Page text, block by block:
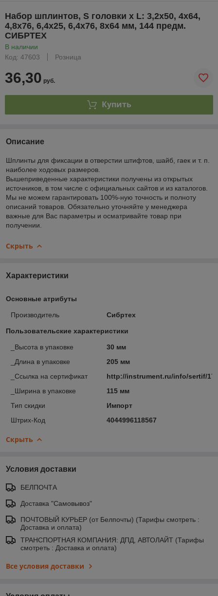
Набор шплинтов, S головки х L: 3,2х50, 4х64,
4,8х76, 6,4х25, 6,4х76, 8х64 мм, 144 предм.
СИБРТЕХ
В наличии
Код: 47603
Розница
36,30 руб.
Купить
Описание
Шплинты для фиксации в отверстии штифтов, шайб, гаек и т. п.
наиболее ходовых размеров.
Вышеприведенные характеристики получены из открытых
источников, в том числе с официальных сайтов и из каталогов.
Мы не можем гарантировать 100%-ную точность и полноту
описаний товаров. Обязательно уточняйте у менеджера
важные для Вас параметры и осматривайте товар при
получении.
Скрыть
Характеристики
Основные атрибуты
Производитель Сибртех
Пользовательские характеристики
_Высота в упаковке
30 мм
_Длина в упаковке
205 мм
_Ссылка на сертификат
http://instrument.ru/info/sertif/
_Ширина в упаковке
115 мм
Тип скидки
Импорт
Штрих-Код
4044996118567
Скрыть
Условия доставки
БЕЛПОЧТА
Доставка "Самовывоз"
ПОЧТОВЫЙ КУРЬЕР (от Белпочты) (Тарифы смотреть :
Доставка и оплата)
ТРАНСПОРТНАЯ КОМПАНИЯ: ДПД, АВТОЛАЙТ (Тарифы
смотреть : Доставка и оплата)
Все условия доставки